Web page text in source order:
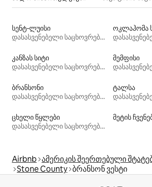
სენტ-ლუისი
დასასვენებელი საცხოვრებლები
ოკლაჰომა
კანზას სიტი
დასასვენებელი საცხოვრებლები
მემფისი
ბრანსონი
დასასვენებელი საცხოვრებლები
ტალსა
ცხელი წყლები
დასასვენებელი საცხოვრებლები
მეტის
Airbnb ამერიკის შეერთებული
Stone County ბრანსონ ვესტი